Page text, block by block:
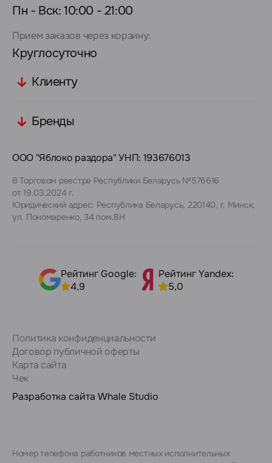
Пн - Вск: 10:00 - 21:00
Прием заказов через корзину:
Круглосуточно
Клиенту
Бренды
ООО "Яблоко раздора" УНП: 193676013
В Торговом реестре Республики Беларусь №576616
от 19.03.2024 г.
Юридический адрес: Республика Беларусь, 220140, г. Минск,
ул. Пономаренко, 34 пом.8Н
Рейтинг Google:
4,9
Рейтинг Yandex:
5,0
Политика конфиденциальности
Договор публичной оферты
Карта сайта
Чек
Разработка сайта Whale Studio
Номер телефона работников местных исполнительных